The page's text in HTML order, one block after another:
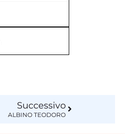
Successivo
ALBINO TEODORO